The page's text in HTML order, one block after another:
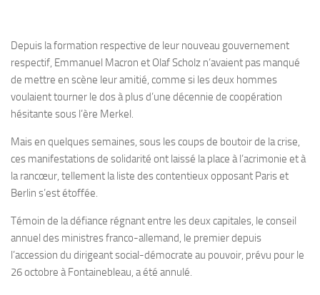
Depuis la formation respective de leur nouveau gouvernement
respectif, Emmanuel Macron et Olaf Scholz n’avaient pas manqué
de mettre en scène leur amitié, comme si les deux hommes
voulaient tourner le dos à plus d’une décennie de coopération
hésitante sous l’ère Merkel.
Mais en quelques semaines, sous les coups de boutoir de la crise,
ces manifestations de solidarité ont laissé la place à l’acrimonie et à
la rancœur, tellement la liste des contentieux opposant Paris et
Berlin s’est étoffée.
Témoin de la défiance régnant entre les deux capitales, le conseil
annuel des ministres franco-allemand, le premier depuis
l’accession du dirigeant social-démocrate au pouvoir, prévu pour le
26 octobre à Fontainebleau, a été annulé.